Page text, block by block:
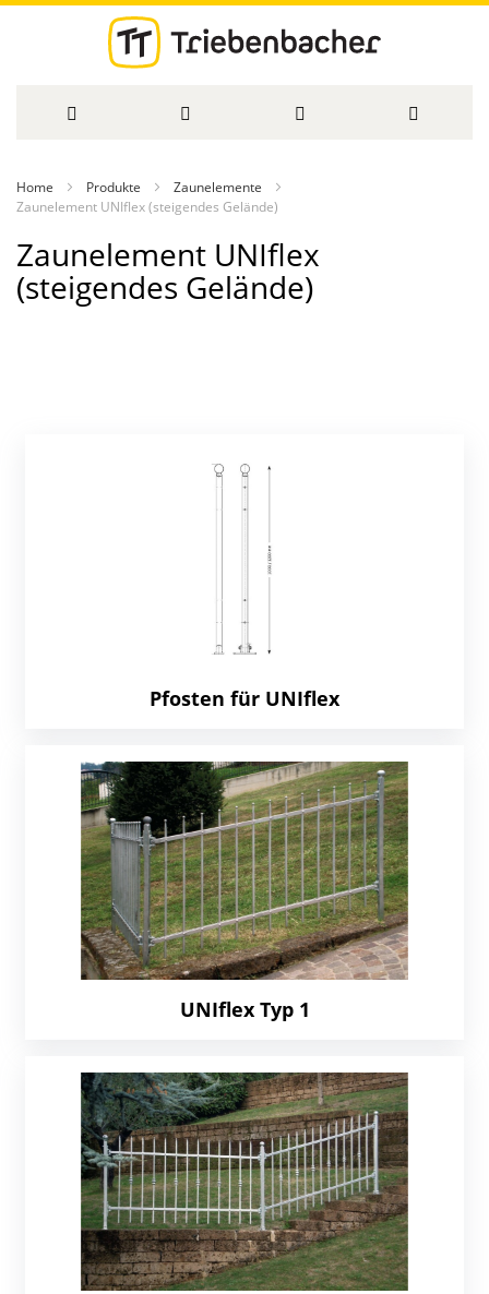
zum
Inhalt
Home Produkte
Zaunelemente
Zaunelement UNIflex (steigendes Gelände)
Zaunelement UNIflex
(steigendes Gelände)
Pfosten für UNIflex
UNIflex Typ 1